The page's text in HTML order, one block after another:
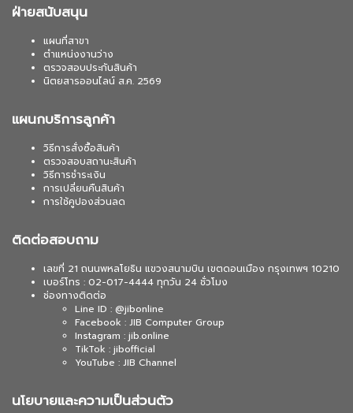
ฝ่ายสนับสนุน
แผนที่สาขา
ตำแหน่งงานว่าง
ตรวจสอบประกันสินค้า
นิตยสารออนไลน์ ส.ค. 2569
แผนกบริการลูกค้า
วิธีการสั่งซื้อสินค้า
ตรวจสอบสถานะสินค้า
วิธีการชำระเงิน
การเปลี่ยนคืนสินค้า
การใช้คูปองส่วนลด
ติดต่อสอบถาม
เลขที่ 21 ถนนพหลโยธิน แขวงสนามบิน เขตดอนเมือง กรุงเทพฯ 10210
เบอร์โทร : 02-017-4444 ทุกวัน 24 ชั่วโมง
ช่องทางติดต่อ
Line ID : @jibonline
Facebook : JIB Computer Group
Instagram : jib.online
TikTok : jibofficial
YouTube : JIB Channel
นโยบายและความเป็นส่วนตัว